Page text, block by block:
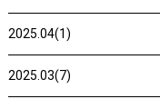
2025.04(1)
2025.03(7)